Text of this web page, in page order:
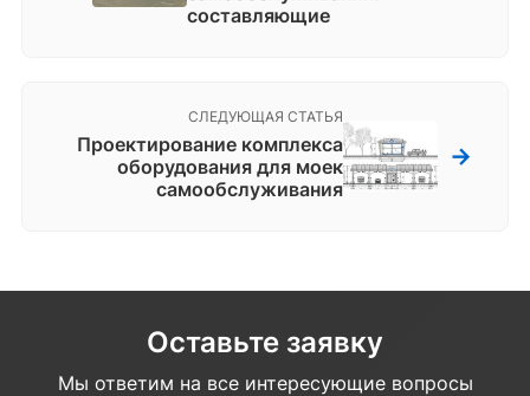
составляющие
СЛЕДУЮЩАЯ СТАТЬЯ
Проектирование комплекса
оборудования для моек
самообслуживания
→
Оставьте заявку
Мы ответим на все интересующие вопросы